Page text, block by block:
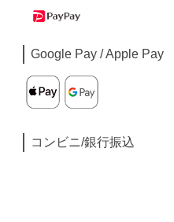
Google Pay / Apple Pay
コンビニ/銀行振込